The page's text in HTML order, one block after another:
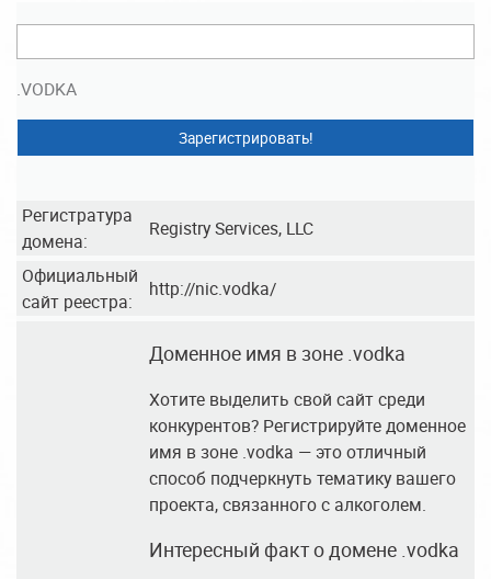
.VODKA
Зарегистрировать!
Регистратура
домена:
Registry Services, LLC
Официальный
сайт реестра:
http://nic.vodka/
Доменное имя в зоне .vodka
Хотите выделить свой сайт среди
конкурентов? Регистрируйте доменное
имя в зоне .vodka — это отличный
способ подчеркнуть тематику вашего
проекта, связанного с алкоголем.
Интересный факт о домене .vodka